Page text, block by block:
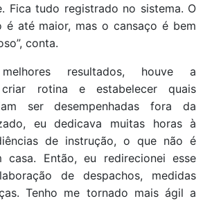
Fica tudo registrado no sistema. O
é até maior, mas o cansaço é bem
conta.
resultados, houve a
rotina e estabelecer quais
ser desempenhadas fora da
eu dedicava muitas horas à
de instrução, o que não é
casa. Então, eu redirecionei esse
de despachos, medidas
Tenho me tornado mais ágil a